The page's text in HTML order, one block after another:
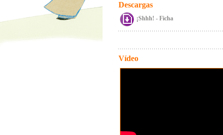
Descargas
¡Shhh! - Ficha
Vídeo